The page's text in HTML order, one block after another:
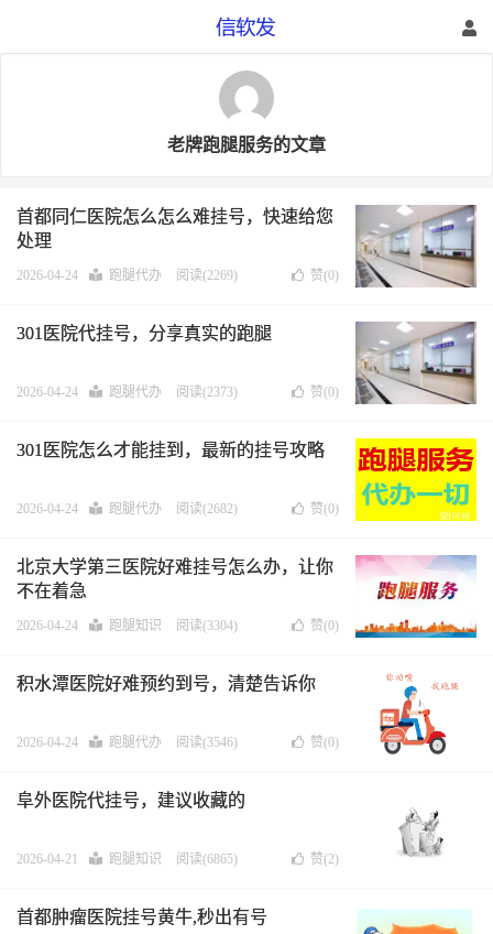
老牌跑腿服务的文章
首都同仁医院怎么怎么难挂号，快速给您
处理
2026-04-24 跑腿代办 阅读(2269) 赞(0)
301医院代挂号，分享真实的跑腿
2026-04-24 跑腿代办 阅读(2373) 赞(0)
301医院怎么才能挂到，最新的挂号攻略
2026-04-24 跑腿代办 阅读(2682) 赞(0)
北京大学第三医院好难挂号怎么办，让你
不在着急
2026-04-24 跑腿知识 阅读(3304) 赞(0)
积水潭医院好难预约到号，清楚告诉你
2026-04-24 跑腿代办 阅读(3546) 赞(0)
阜外医院代挂号，建议收藏的
2026-04-21 跑腿知识 阅读(6865) 赞(2)
首都肿瘤医院挂号黄牛,秒出有号